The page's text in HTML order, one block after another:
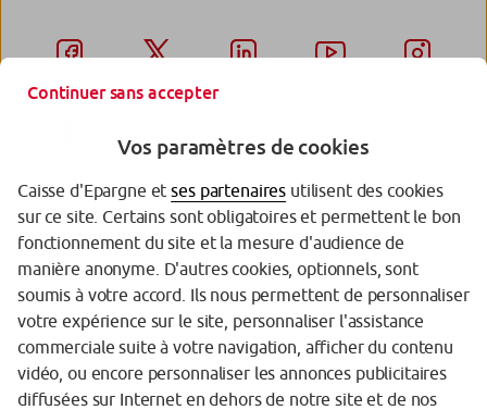
Garantie des Dépôts
Protection des données personnelles
Politique cookies
Sécurité
Continuer sans accepter
Vos paramètres de cookies
Caisse d'Epargne etses partenaires utilisent des cookies
sur ce site. Certains sont obligatoires et permettent le bon
fonctionnement du site et la mesure d'audience de
manière anonyme. D'autres cookies, optionnels, sont
soumis à votre accord. Ils nous permettent de personnaliser
votre expérience sur le site, personnaliser l'assistance
commerciale suite à votre navigation, afficher du contenu
vidéo, ou encore personnaliser les annonces publicitaires
diffusées sur Internet en dehors de notre site et de nos